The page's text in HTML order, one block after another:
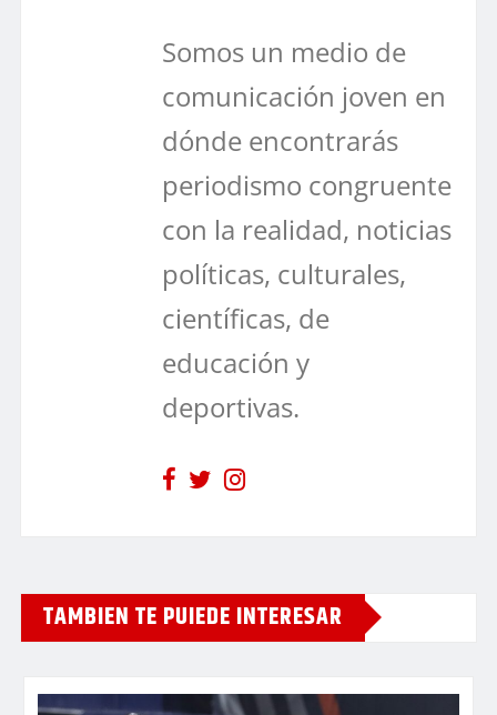
Somos un medio de
comunicación joven en
dónde encontrarás
periodismo congruente
con la realidad, noticias
políticas, culturales,
científicas, de
educación y
deportivas.
TAMBIEN TE PUIEDE INTERESAR